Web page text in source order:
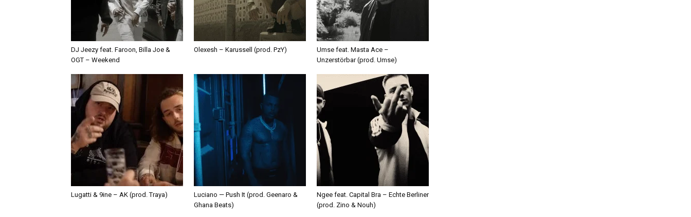
DJ Jeezy feat. Faroon, Billa Joe &
OGT – Weekend
Olexesh – Karussell (prod. PzY)
Umse feat. Masta Ace –
Unzerstörbar (prod. Umse)
Lugatti & 9ine – AK (prod. Traya)
Luciano — Push It (prod. Geenaro &
Ghana Beats)
Ngee feat. Capital Bra – Echte Berliner
(prod. Zino & Nouh)